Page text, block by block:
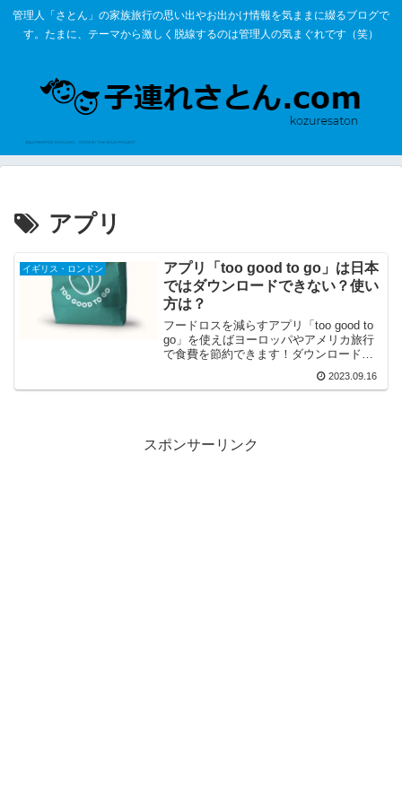
管理人「さとん」の家族旅行の思い出やお出かけ情報を気ままに綴るブログで
す。たまに、テーマから激しく脱線するのは管理人の気まぐれです（笑）
アプリ
イギリス・ロンドン
アプリ「too good to go」は日本
ではダウンロードできない？使い
方は？
フードロスを減らすアプリ「too good to
go」を使えばヨーロッパやアメリカ旅行
で食費を節約できます！ダウンロード方
法や使い方、ロンドンやパリで使った感
2023.09.16
スポンサーリンク